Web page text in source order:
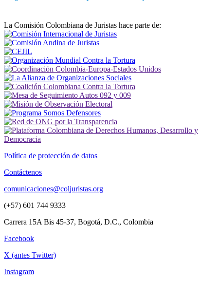
La Comisión Colombiana de Juristas hace parte de:
Política de protección de datos
Contáctenos
comunicaciones@coljuristas.org
(+57) 601 744 9333
Carrera 15A Bis 45-37, Bogotá, D.C., Colombia
Facebook
X (antes Twitter)
Instagram